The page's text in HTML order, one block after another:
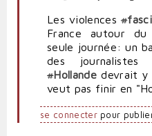
Les violences #
France autour du
seule journée: un
des journalistes
#Hollandedevrait y
veut pas finir en
se connecterpour